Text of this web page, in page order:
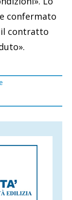
confermato
il contratto